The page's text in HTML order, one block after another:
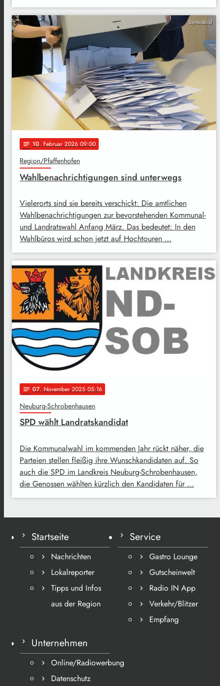
Symbolbild
notes 10. Februar 2026 09:00
Region/Pfaffenhofen
Wahlbenachrichtigungen sind unterwegs
Vielerorts sind sie bereits verschickt: Die amtlichen
Wahlbenachrichtigungen zur bevorstehenden Kommunal-
und Landratswahl Anfang März. Das bedeutet: In den
Wahlbüros wird schon jetzt auf Hochtouren …
notes 07. November 2025 05:16
Neuburg-Schrobenhausen
SPD wählt Landratskandidat
Die Kommunalwahl im kommenden Jahr rückt näher, die
Parteien stellen fleißig ihre Wunschkandidaten auf. So
auch die SPD im Landkreis Neuburg-Schrobenhausen,
die Genossen wählten kürzlich den Kandidaten für …
Startseite
Nachrichten
Lokalreporter
Tipps und Infos
aus der Region
Service
Gastro Lounge
Gutscheinwelt
Radio IN App
Verkehr/Blitzer
Empfang
Unternehmen
Online/Radiowerbung
Datenschutz